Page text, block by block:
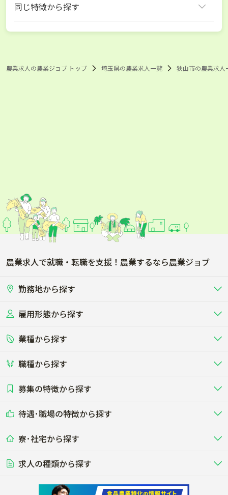
同じ特徴から探す
狭山市 じゃがいも
狭山市 生姜
狭山市 枝豆
農業求人の農業ジョブ トップ 埼玉県の農業求人一覧 狭山市の農業求人
農業求人で就職・転職を支援！農業するなら農業ジョブ
勤務地から探す
北海道
関東
東海
雇用形態から探す
正社員 バイト・アルバイト・パート
短期アルバイト
その他（独立・副業など）
業種から探す
畜産（酪農･肉牛･養豚･養鶏など）
酪農
する牧場
養豚
る養豚場
レースで活躍する馬の手入れや子馬
その他畜産
その他動物の畜産業（羊、ウズラな
畑・圃場で野菜・穀物を生産 ビニールハウスで多様な野菜の生産
稲作
農業資材･肥料
農場設備・肥料・飼料の生産・流
その他業種
漁業･養殖
職種から探す
農場･牧場･現場職
専門職（獣医師･人工授精師･
研究･開発 WEB･IT
募集の特徴から探す
未経験歓迎
学歴不問
50代採用実績あり
待遇･職場の特徴から探す
社会保険完備
食事補助あり
寮･社宅から探す
単身寮あり
寮･社宅相談可
求人の種類から探す
転職おまかせ求人